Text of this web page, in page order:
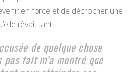
en force et de décrocher une
rêvait tant.
de quelque chose
pas fait m’a montré que